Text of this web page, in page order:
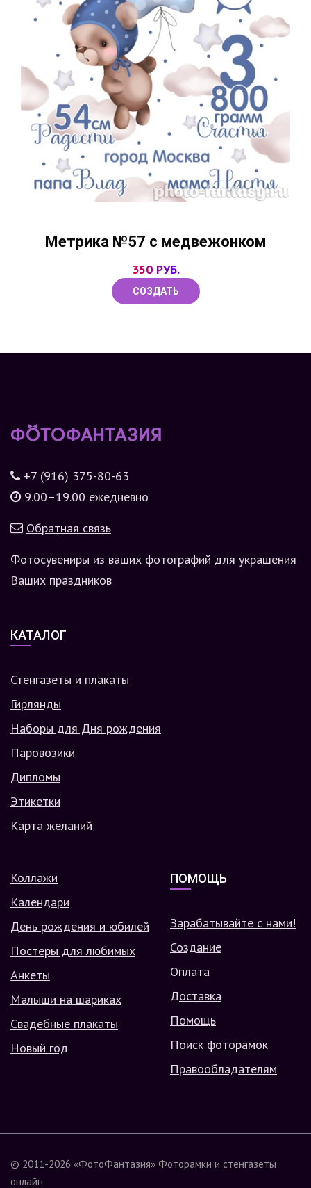
Метрика №57 с медвежонком
350 РУБ.
СОЗДАТЬ
+7 (916) 375-80-63
9.00–19.00 ежедневно
Обратная связь
Фотосувениры из ваших фотографий для украшения
Ваших праздников
КАТАЛОГ
Стенгазеты и плакаты
Гирлянды
Наборы для Дня рождения
Паровозики
Дипломы
Этикетки
Карта желаний
Коллажи
Календари
День рождения и юбилей
Постеры для любимых
Анкеты
Малыши на шариках
Свадебные плакаты
Новый год
ПОМОЩЬ
Зарабатывайте с нами!
Создание
Оплата
Доставка
Помощь
Поиск фоторамок
Правообладателям
© 2011-2026 «ФотоФантазия» Фоторамки и стенгазеты
онлайн